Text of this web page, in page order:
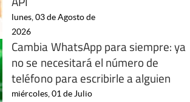
lunes, 03 de Agosto de
2026
Cambia WhatsApp para siempre: ya
no se necesitará el número de
teléfono para escribirle a alguien
miércoles, 01 de Julio